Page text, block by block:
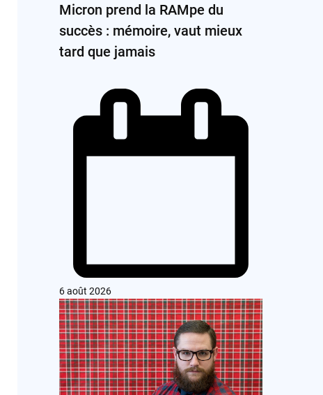
Micron prend la RAMpe du
succès : mémoire, vaut mieux
tard que jamais
6 août 2026